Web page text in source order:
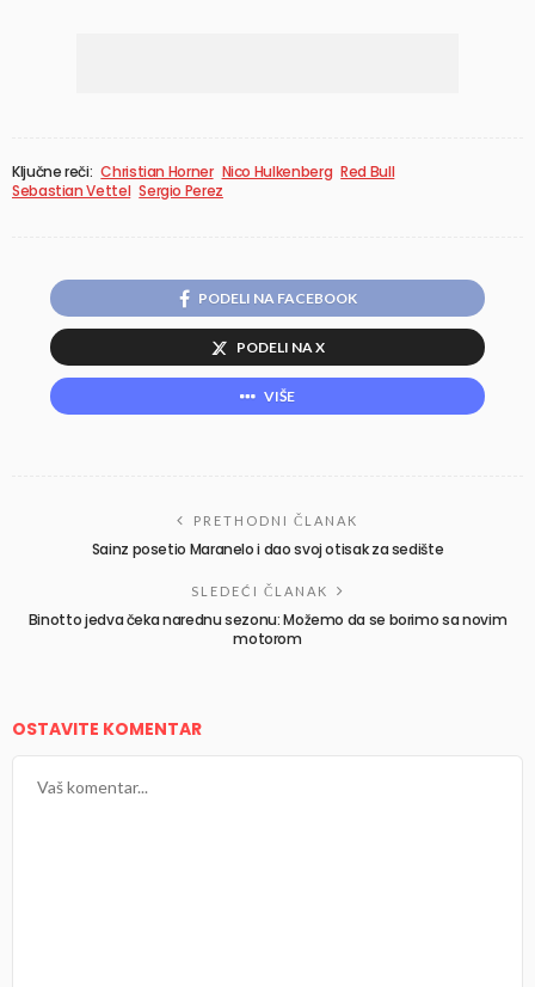
Ključne reči: Christian Horner Nico Hulkenberg Red Bull
Sebastian Vettel Sergio Perez
PODELI NA FACEBOOK
PODELI NA X
VIŠE
PRETHODNI ČLANAK
Sainz posetio Maranelo i dao svoj otisak za sedište
SLEDEĆI ČLANAK
Binotto jedva čeka narednu sezonu: Možemo da se borimo sa novim
motorom
OSTAVITE KOMENTAR